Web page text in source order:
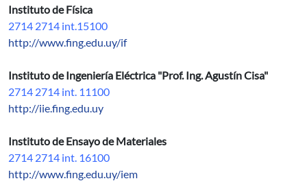
Instituto de Física
2714 2714 int.15100
http://www.fing.edu.uy/if
Instituto de Ingeniería Eléctrica "Prof. Ing. Agustín Cisa"
2714 2714 int. 11100
http://iie.fing.edu.uy
Instituto de Ensayo de Materiales
2714 2714 int. 16100
http://www.fing.edu.uy/iem